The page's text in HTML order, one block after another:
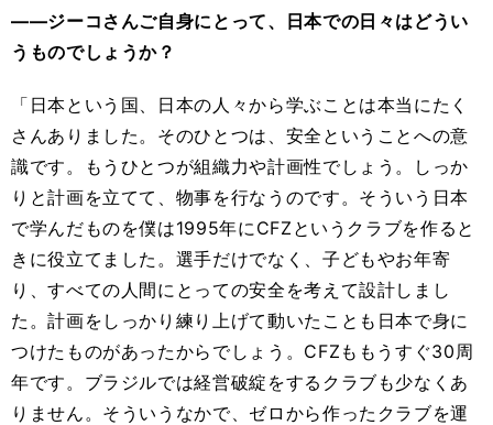
――ジーコさんご自身にとって、日本での日々はどうい
うものでしょうか？
「日本という国、日本の人々から学ぶことは本当にたく
さんありました。そのひとつは、安全ということへの意
識です。もうひとつが組織力や計画性でしょう。しっか
りと計画を立てて、物事を行なうのです。そういう日本
で学んだものを僕は1995年にCFZというクラブを作ると
きに役立てました。選手だけでなく、子どもやお年寄
り、すべての人間にとっての安全を考えて設計しまし
た。計画をしっかり練り上げて動いたことも日本で身に
つけたものがあったからでしょう。CFZももうすぐ30周
年です。ブラジルでは経営破綻をするクラブも少なくあ
りません。そういうなかで、ゼロから作ったクラブを運